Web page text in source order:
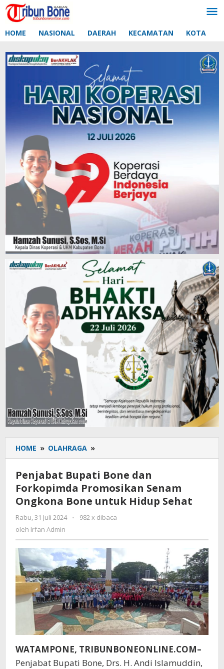
Lewati
ke
HOME NASIONAL DAERAH KECAMATAN KOTA
HOME » OLAHRAGA »
Bupati
Bone
dan
Forkopimda
Promosikan
Ongkona
untuk
Hidup
Sehat
Penjabat Bupati Bone dan
Forkopimda Promosikan Senam
Ongkona Bone untuk Hidup Sehat
Rabu, 31 Juli 2024
oleh
-
982 x dibaca
oleh Irfan Admin
WATAMPONE, TRIBUNBONEONLINE.COM–
Penjabat Bupati Bone, Drs. H. Andi Islamuddin,